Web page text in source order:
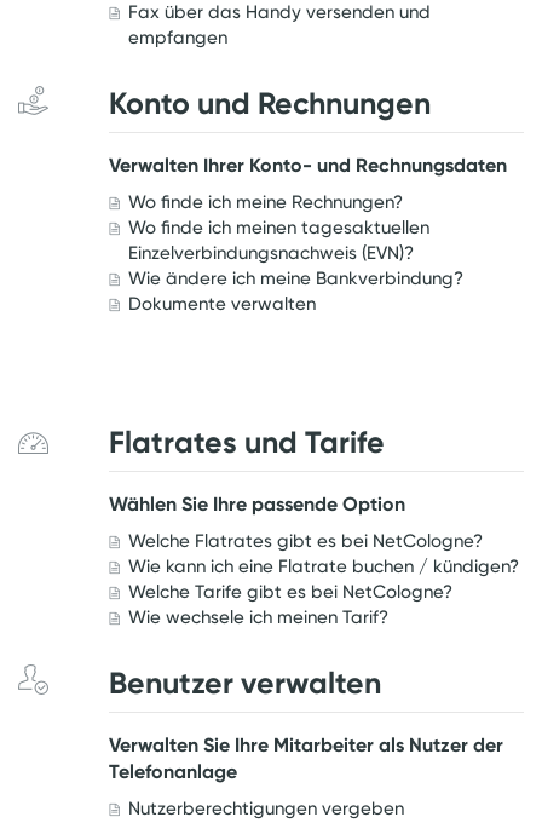
Fax über das Handy versenden und
empfangen
Konto und Rechnungen
Verwalten Ihrer Konto- und Rechnungsdaten
Wo finde ich meine Rechnungen?
Wo finde ich meinen tagesaktuellen
Einzelverbindungsnachweis (EVN)?
Wie ändere ich meine Bankverbindung?
Dokumente verwalten
Flatrates und Tarife
Wählen Sie Ihre passende Option
Welche Flatrates gibt es bei NetCologne?
Wie kann ich eine Flatrate buchen / kündigen?
Welche Tarife gibt es bei NetCologne?
Wie wechsele ich meinen Tarif?
Benutzer verwalten
Verwalten Sie Ihre Mitarbeiter als Nutzer der
Telefonanlage
Nutzerberechtigungen vergeben